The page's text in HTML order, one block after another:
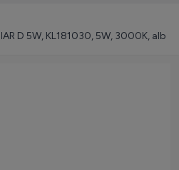
D 5W, KL181030, 5W, 3000K, alb